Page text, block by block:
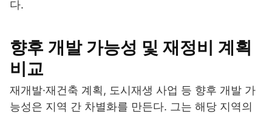
다.
향후 개발 가능성 및 재정비 계획
비교
재개발·재건축 계획, 도시재생 사업 등 향후 개발 가
능성은 지역 간 차별화를 만든다. 그는 해당 지역의